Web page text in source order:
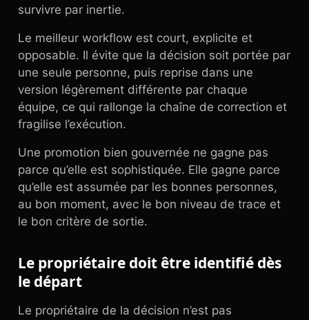
survivre par inertie.
Le meilleur workflow est court, explicite et
opposable. Il évite que la décision soit portée par
une seule personne, puis reprise dans une
version légèrement différente par chaque
équipe, ce qui rallonge la chaîne de correction et
fragilise l’exécution.
Une promotion bien gouvernée ne gagne pas
parce qu’elle est sophistiquée. Elle gagne parce
qu’elle est assumée par les bonnes personnes,
au bon moment, avec le bon niveau de trace et
le bon critère de sortie.
Le propriétaire doit être identifié dès
le départ
Le propriétaire de la décision n’est pas